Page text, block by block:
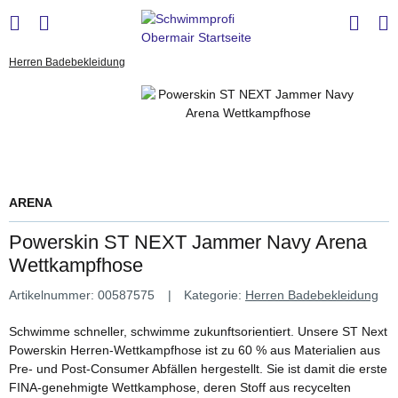
Herren Badebekleidung
ARENA
Powerskin ST NEXT Jammer Navy Arena
Wettkampfhose
Artikelnummer: 00587575 Kategorie: Herren Badebekleidung
Schwimme schneller, schwimme zukunftsorientiert. Unsere ST Next
Powerskin Herren-Wettkampfhose ist zu 60 % aus Materialien aus
Pre- und Post-Consumer Abfällen hergestellt. Sie ist damit die erste
FINA-genehmigte Wettkamphose, deren Stoff aus recycelten